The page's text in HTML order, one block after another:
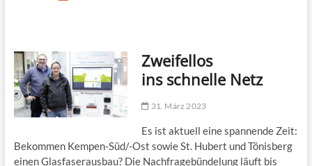
Zweifellos
ins schnelle Netz
31. März 2023
Es ist aktuell eine spannende Zeit:
Bekommen Kempen-Süd/-Ost sowie St. Hubert und Tönisberg
einen Glasfaserausbau? Die Nachfragebündelung läuft bis